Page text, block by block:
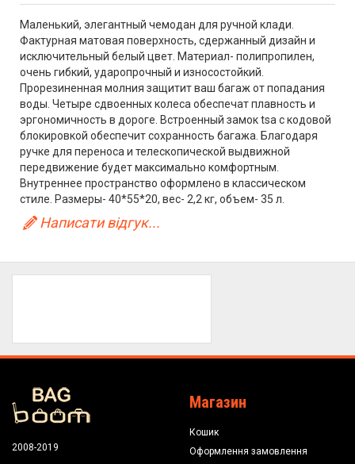
Маленький, элегантный чемодан для ручной клади.
Фактурная матовая поверхность, сдержанный дизайн и
исключительный белый цвет. Материал- полипропилен,
очень гибкий, ударопрочный и износостойкий.
Прорезиненная молния защитит ваш багаж от попадания
воды. Четыре сдвоенных колеса обеспечат плавность и
эргономичность в дороге. Встроенный замок tsa с кодовой
блокировкой обеспечит сохранность багажа. Благодаря
ручке для переноса и телескопической выдвижной
передвижение будет максимально комфортным.
Внутреннее пространство оформлено в классическом
стиле. Размеры- 40*55*20, вес- 2,2 кг, объем- 35 л.
Написати відгук...
2008-2019
Магазин
Кошик
Оформлення замовлення